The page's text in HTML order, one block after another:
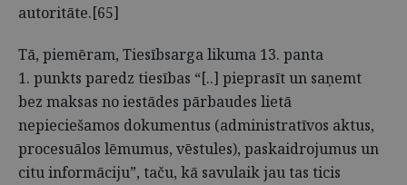
autoritāte.[65]
Tā, piemēram, Tiesībsarga likuma 13. panta
1. punkts paredz tiesības “[..] pieprasīt un saņemt
bez maksas no iestādes pārbaudes lietā
nepieciešamos dokumentus (administratīvos aktus,
procesuālos lēmumus, vēstules), paskaidrojumus un
citu informāciju”, taču, kā savulaik jau tas ticis